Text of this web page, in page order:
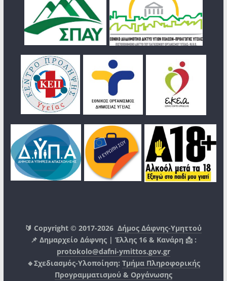
🔰 Copyright © 2017-2026Δήμος Δάφνης-Υμηττού
📌 Δημαρχείο Δάφνης | Έλλης 16 & Κανάρη 📩 :
protokolo@dafni-ymittos.gov.gr
🔹Σχεδιασμός-Υλοποίηση: Τμήμα Πληροφορικής
Προγραμματισμού & Οργάνωσης